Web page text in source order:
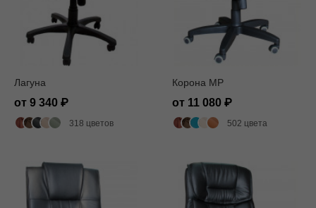
Лагуна
от 9 340
318 цветов
Корона MP
от 11 080
502 цвета